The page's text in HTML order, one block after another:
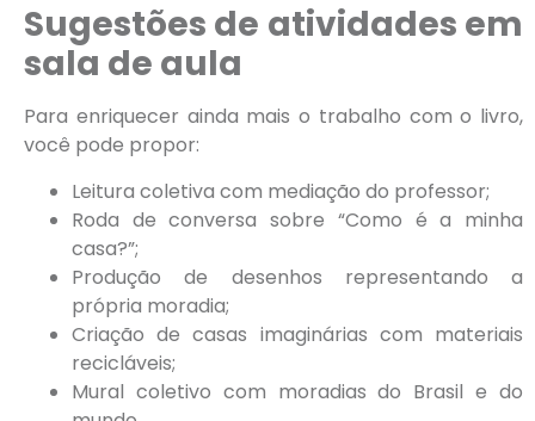
Sugestões de atividades em
sala de aula
Para enriquecer ainda mais o trabalho com o livro,
você pode propor:
Leitura coletiva com mediação do professor;
Roda de conversa sobre “Como é a minha
casa?”;
Produção de desenhos representando a
própria moradia;
Criação de casas imaginárias com materiais
recicláveis;
Mural coletivo com moradias do Brasil e do